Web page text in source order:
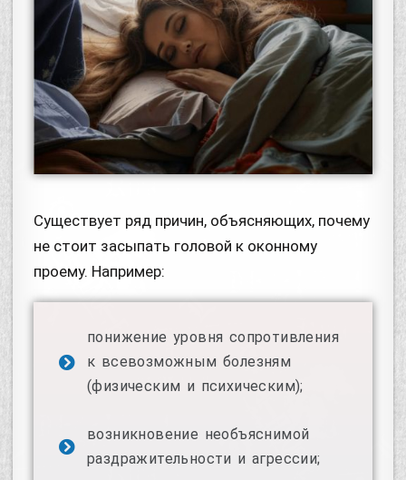
Существует ряд причин, объясняющих, почему
не стоит засыпать головой к оконному
проему. Например:
понижение уровня сопротивления
к всевозможным болезням
(физическим и психическим);
возникновение необъяснимой
раздражительности и агрессии;